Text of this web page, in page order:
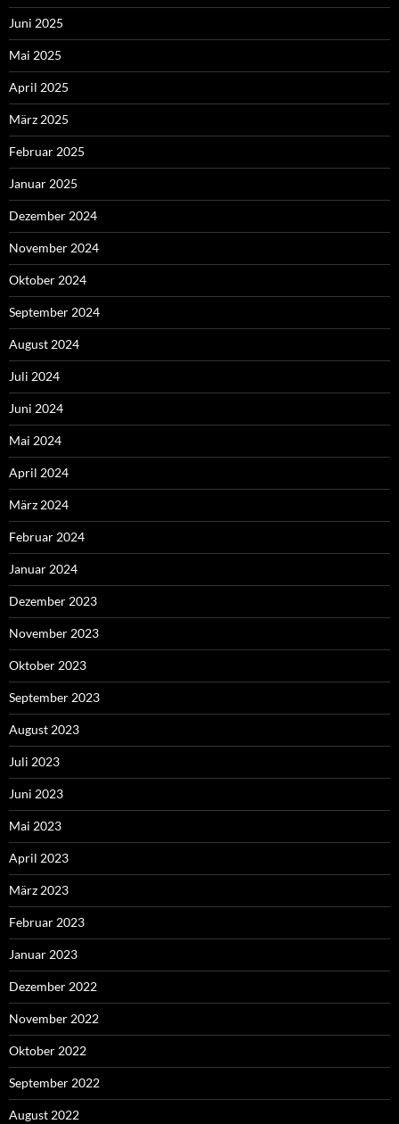
Juni 2025
Mai 2025
April 2025
März 2025
Februar 2025
Januar 2025
Dezember 2024
November 2024
Oktober 2024
September 2024
August 2024
Juli 2024
Juni 2024
Mai 2024
April 2024
März 2024
Februar 2024
Januar 2024
Dezember 2023
November 2023
Oktober 2023
September 2023
August 2023
Juli 2023
Juni 2023
Mai 2023
April 2023
März 2023
Februar 2023
Januar 2023
Dezember 2022
November 2022
Oktober 2022
September 2022
August 2022